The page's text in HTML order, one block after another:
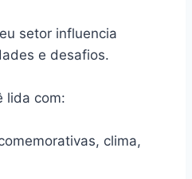
setor influencia
e desafios.
lida com:
clima,